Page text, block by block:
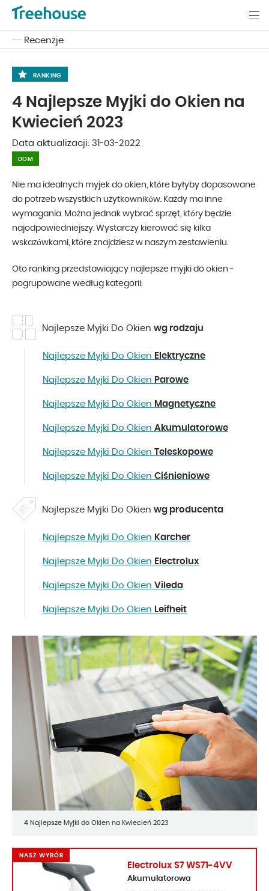
Recenzje
RANKING
Data aktualizacji: 31-03-2022
DOM
4 Najlepsze Myjki do Okien na
Kwiecień 2023
Nie ma idealnych myjek do okien, które byłyby dopasowane
do potrzeb wszystkich użytkowników. Każdy ma inne
wymagania. Można jednak wybrać sprzęt, który będzie
najodpowiedniejszy. Wystarczy kierować się kilka
wskazówkami, które znajdziesz w naszym zestawieniu.
Oto ranking przedstawiający najlepsze myjki do okien -
pogrupowane według kategorii:
Najlepsze Myjki Do Okien wg rodzaju
Najlepsze Myjki Do Okien Elektryczne
Najlepsze Myjki Do Okien Parowe
Najlepsze Myjki Do Okien Magnetyczne
Najlepsze Myjki Do Okien Akumulatorowe
Najlepsze Myjki Do Okien Teleskopowe
Najlepsze Myjki Do Okien Ciśnieniowe
Najlepsze Myjki Do Okien wg producenta
Najlepsze Myjki Do Okien Karcher
Najlepsze Myjki Do Okien Electrolux
Najlepsze Myjki Do Okien Vileda
Najlepsze Myjki Do Okien Leifheit
4 Najlepsze Myjki do Okien na Kwiecień 2023
Electrolux S7 WS71-4VV
Akumulatorowa
NASZ WYBÓR